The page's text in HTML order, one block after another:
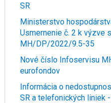
SR
Ministerstvo
Usmernenie č. 2 k výzve
MH/DP/2022/9.5-35
Nové číslo Infoservisu
eurofondov
Informácia o
SR a telefonických liniek